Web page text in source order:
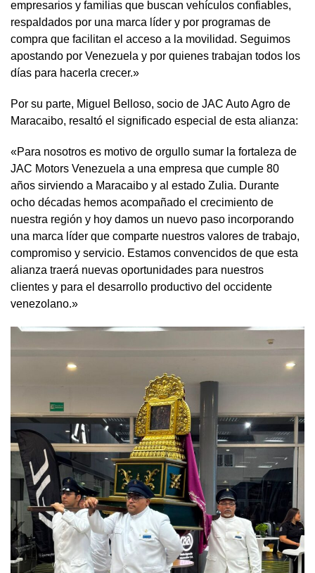
empresarios y familias que buscan vehículos confiables,
respaldados por una marca líder y por programas de
compra que facilitan el acceso a la movilidad. Seguimos
apostando por Venezuela y por quienes trabajan todos los
días para hacerla crecer.»
Por su parte, Miguel Belloso, socio de JAC Auto Agro de
Maracaibo, resaltó el significado especial de esta alianza:
«Para nosotros es motivo de orgullo sumar la fortaleza de
JAC Motors Venezuela a una empresa que cumple 80
años sirviendo a Maracaibo y al estado Zulia. Durante
ocho décadas hemos acompañado el crecimiento de
nuestra región y hoy damos un nuevo paso incorporando
una marca líder que comparte nuestros valores de trabajo,
compromiso y servicio. Estamos convencidos de que esta
alianza traerá nuevas oportunidades para nuestros
clientes y para el desarrollo productivo del occidente
venezolano.»